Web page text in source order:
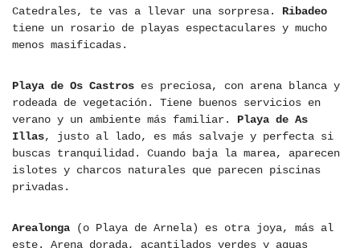
Catedrales, te vas a llevar una sorpresa. Ribadeo
tiene un rosario de playas espectaculares y mucho
menos masificadas.
Playa de Os Castros es preciosa, con arena blanca y
rodeada de vegetación. Tiene buenos servicios en
verano y un ambiente más familiar. Playa de As
Illas, justo al lado, es más salvaje y perfecta si
buscas tranquilidad. Cuando baja la marea, aparecen
islotes y charcos naturales que parecen piscinas
privadas.
Arealonga (o Playa de Arnela) es otra joya, más al
este. Arena dorada, acantilados verdes y aguas